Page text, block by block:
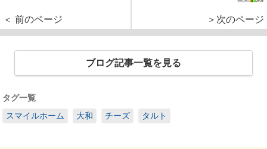
＜ 前のページ ＞次のページ
ブログ記事一覧を見る
タグ一覧
スマイルホーム
大和 チーズ タルト